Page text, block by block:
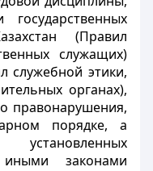
государственных
(Правил
служащих)
служебной этики,
органах),
правонарушения,
порядке, а
законами